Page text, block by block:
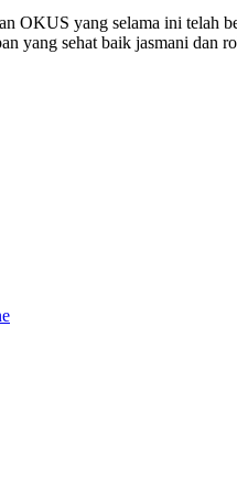
OKUS yang selama ini telah
yang sehat baik jasmani dan